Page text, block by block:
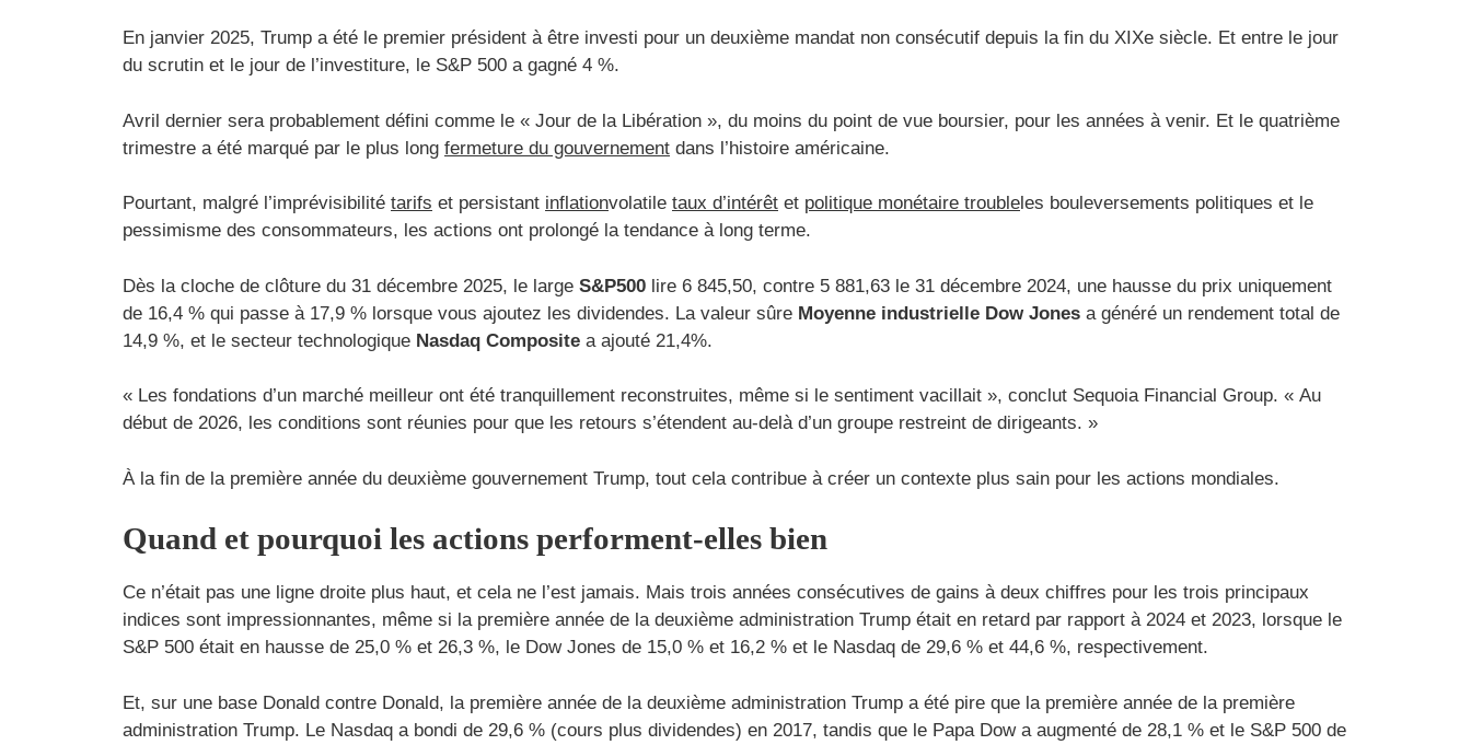
En janvier 2025, Trump a été le premier président à être investi pour un deuxième mandat non consécutif depuis la fin du XIXe siècle. Et entre le jour
du scrutin et le jour de l’investiture, le S&P 500 a gagné 4 %.
Avril dernier sera probablement défini comme le « Jour de la Libération », du moins du point de vue boursier, pour les années à venir. Et le quatrième
trimestre a été marqué par le plus long fermeture du gouvernement dans l’histoire américaine.
Pourtant, malgré l’imprévisibilité tarifs et persistant inflationvolatile taux d’intérêt et politique monétaire trouble les bouleversements politiques et le
pessimisme des consommateurs, les actions ont prolongé la tendance à long terme.
Dès la cloche de clôture du 31 décembre 2025, le large S&P500 lire 6 845,50, contre 5 881,63 le 31 décembre 2024, une hausse du prix uniquement
de 16,4 % qui passe à 17,9 % lorsque vous ajoutez les dividendes. La valeur sûre Moyenne industrielle Dow Jones a généré un rendement total de
14,9 %, et le secteur technologique Nasdaq Composite a ajouté 21,4%.
« Les fondations d’un marché meilleur ont été tranquillement reconstruites, même si le sentiment vacillait », conclut Sequoia Financial Group. « Au
début de 2026, les conditions sont réunies pour que les retours s’étendent au-delà d’un groupe restreint de dirigeants. »
À la fin de la première année du deuxième gouvernement Trump, tout cela contribue à créer un contexte plus sain pour les actions mondiales.
Quand et pourquoi les actions performent-elles bien
Ce n’était pas une ligne droite plus haut, et cela ne l’est jamais. Mais trois années consécutives de gains à deux chiffres pour les trois principaux
indices sont impressionnantes, même si la première année de la deuxième administration Trump était en retard par rapport à 2024 et 2023, lorsque le
S&P 500 était en hausse de 25,0 % et 26,3 %, le Dow Jones de 15,0 % et 16,2 % et le Nasdaq de 29,6 % et 44,6 %, respectivement.
Et, sur une base Donald contre Donald, la première année de la deuxième administration Trump a été pire que la première année de la première
administration Trump. Le Nasdaq a bondi de 29,6 % (cours plus dividendes) en 2017, tandis que le Papa Dow a augmenté de 28,1 % et le S&P 500 de